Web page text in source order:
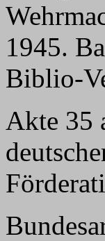
1945.
Biblio-
Akte 35